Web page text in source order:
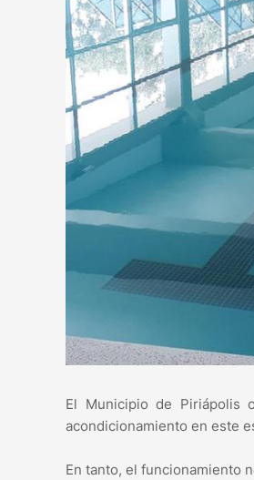
El Municipio de Piriápolis
acondicionamiento en este
En tanto, el funcionamiento